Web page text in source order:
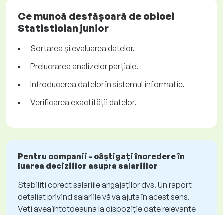
Ce muncă desfășoară de obicei
Statistician junior
Sortarea și evaluarea datelor.
Prelucrarea analizelor parțiale.
Introducerea datelor în sistemul informatic.
Verificarea exactității datelor.
Pentru companii - câștigați încredere în
luarea deciziilor asupra salariilor
Stabiliți corect salariile angajaților dvs. Un raport
detaliat privind salariile vă va ajuta în acest sens.
Veți avea întotdeauna la dispoziție date relevante